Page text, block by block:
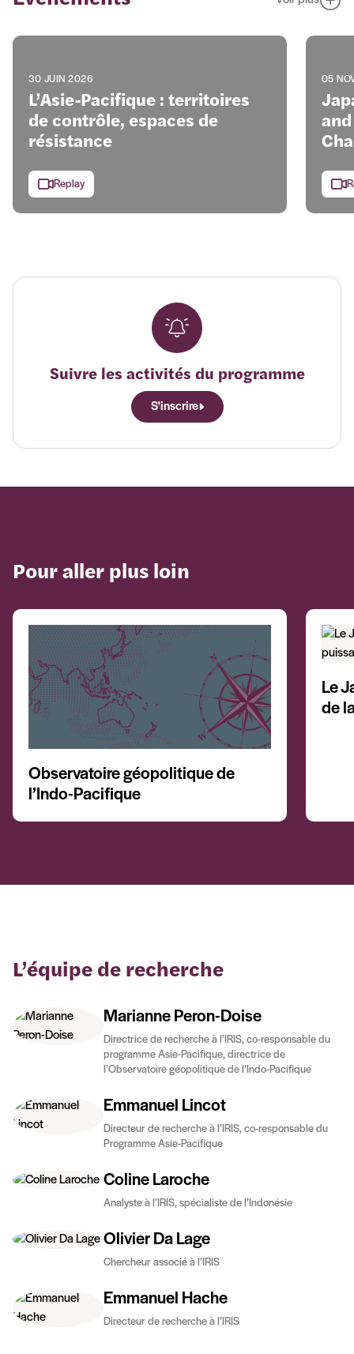
30 JUIN 2026
L’Asie-Pacifique : territoires
de contrôle, espaces de
résistance
Replay
05
Suivre les activités du programme
S'inscrire
Pour aller plus loin
Observatoire géopolitique de
l’Indo-Pacifique
Le
de
L’équipe de recherche
Marianne Peron-Doise
Directrice de recherche à l’IRIS, co-responsable du
programme Asie-Pacifique, directrice de
l’Observatoire géopolitique de l’Indo-Pacifique
Emmanuel Lincot
Directeur de recherche à l’IRIS, co-responsable du
Programme Asie-Pacifique
Coline Laroche
Analyste à l’IRIS, spécialiste de l’Indonésie
Olivier Da Lage
Chercheur associé à l’IRIS
Emmanuel Hache
Directeur de recherche à l’IRIS